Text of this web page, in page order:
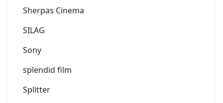
Sherpas Cinema
SILAG
Sony
splendid film
Splitter